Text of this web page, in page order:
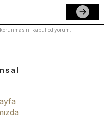
korunmasını kabul ediyorum.